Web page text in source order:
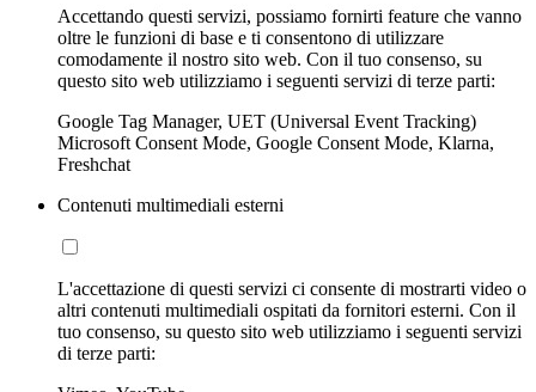
Accettando questi servizi, possiamo fornirti feature che vanno
oltre le funzioni di base e ti consentono di utilizzare
comodamente il nostro sito web. Con il tuo consenso, su
questo sito web utilizziamo i seguenti servizi di terze parti:
Google Tag Manager, UET (Universal Event Tracking)
Microsoft Consent Mode, Google Consent Mode, Klarna,
Freshchat
Contenuti multimediali esterni
L'accettazione di questi servizi ci consente di mostrarti video o
altri contenuti multimediali ospitati da fornitori esterni. Con il
tuo consenso, su questo sito web utilizziamo i seguenti servizi
di terze parti: